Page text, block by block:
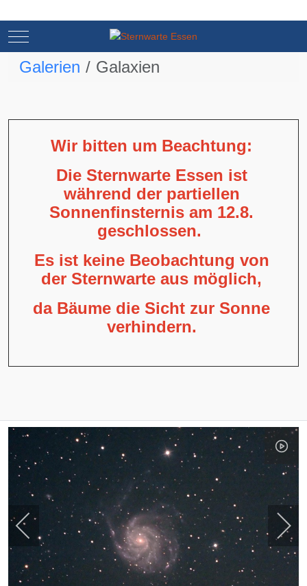
Mobile Menu Toggle
Galerien Galaxien
Wir bitten um Beachtung:
Die Sternwarte Essen ist
während der partiellen
Sonnenfinsternis am 12.8.
geschlossen.
Es ist keine Beobachtung von
der Sternwarte aus möglich,
da Bäume die Sicht zur Sonne
verhindern.